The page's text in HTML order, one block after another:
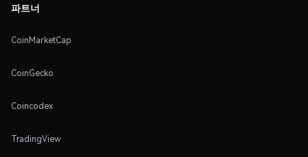
파트너
CoinMarketCap
CoinGecko
Coincodex
TradingView